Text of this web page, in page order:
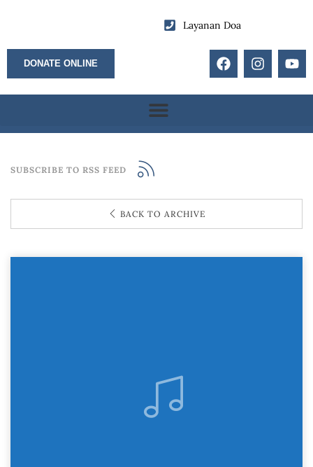
Layanan Doa
DONATE ONLINE
SUBSCRIBE TO RSS FEED
BACK TO ARCHIVE